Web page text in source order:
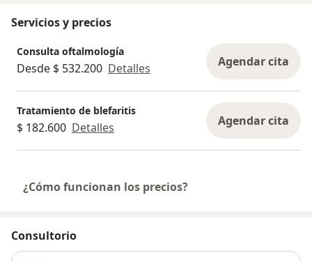
Servicios y precios
Consulta oftalmología
Desde $ 532.200 Detalles Agendar cita
Tratamiento de blefaritis
$ 182.600 Detalles Agendar cita
¿Cómo funcionan los precios?
Consultorio